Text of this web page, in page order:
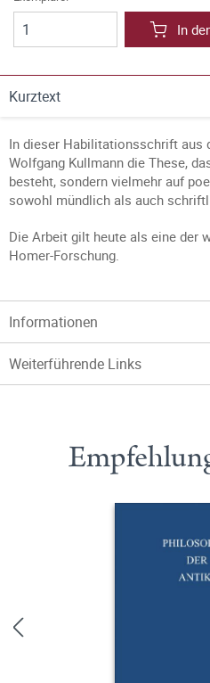
In
Kurztext
In dieser Habilitationsschrift aus
Wolfgang Kullmann die These,
besteht, sondern vielmehr auf
sowohl mündlich als auch
Die Arbeit gilt heute als eine der
Homer-Forschung.
Informationen
Weiterführende Links